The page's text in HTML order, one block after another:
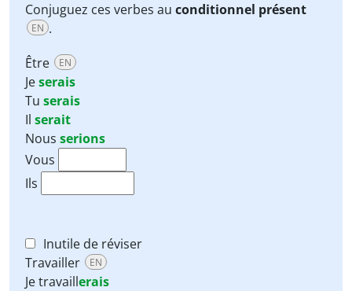
Conjuguez ces verbes au conditionnel présent
EN .
Être
EN
Jeserais
Tu serais
Il serait
Nous serions
Vous
Ils
Inutile de réviser
Travailler
EN
Jetravaillerais